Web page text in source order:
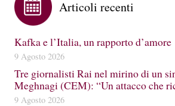
Articoli recenti
Kafka e l’Italia, un rapporto d’amore
9 Agosto 2026
Tre giornalisti Rai nel mirino di un
Meghnagi (CEM): “Un attacco che
9 Agosto 2026